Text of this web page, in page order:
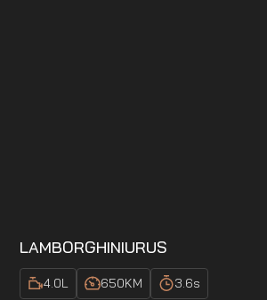
LAMBORGHINIURUS
4.0L 650KM 3.6s